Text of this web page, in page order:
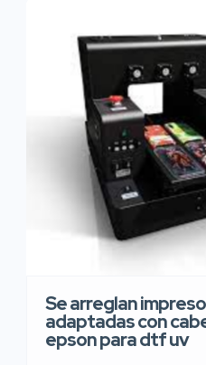
Se arreglan
adaptadas con
epson para dtf uv